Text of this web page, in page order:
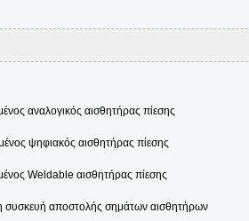
αναλογικός αισθητήρας πίεσης
ψηφιακός αισθητήρας πίεσης
Weldable αισθητήρας πίεσης
συσκευή αποστολής σημάτων αισθητήρων